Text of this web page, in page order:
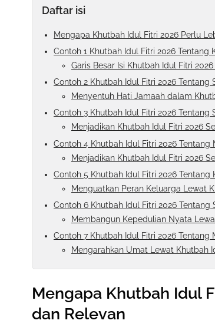
Daftar isi
Mengapa Khutbah Idul Fitri 2026 Perlu
Contoh 1 Khutbah Idul Fitri 2026 Tentang
Garis Besar Isi Khutbah Idul Fitri
Contoh 2 Khutbah Idul Fitri 2026
Menyentuh Hati Jamaah dalam
Contoh 3 Khutbah Idul Fitri 2026 Tentang
Menjadikan Khutbah Idul Fitri 2026
Contoh 4 Khutbah Idul Fitri 2026
Menjadikan Khutbah Idul Fitri 2026
Contoh 5 Khutbah Idul Fitri 2026
Menguatkan Peran Keluarga Lewat
Contoh 6 Khutbah Idul Fitri 2026
Membangun Kepedulian Nyata
Contoh 7 Khutbah Idul Fitri 2026
Mengarahkan Umat Lewat Khutbah
Mengapa Khutbah Idul
dan Relevan